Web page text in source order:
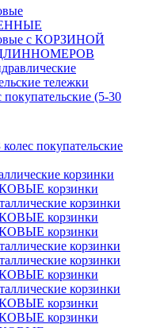
с КОРЗИНОЙ
ДЛИННОМЕРОВ
тележки
(5-30
покупательские
корзинки
корзинки
корзинки
корзинки
корзинки
корзинки
корзинки
корзинки
корзинки
корзинки
корзинки